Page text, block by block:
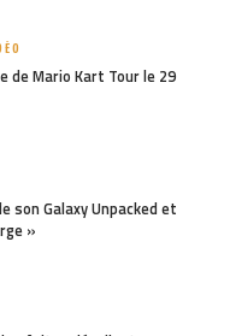
de Mario Kart Tour le 29
son Galaxy Unpacked et
»